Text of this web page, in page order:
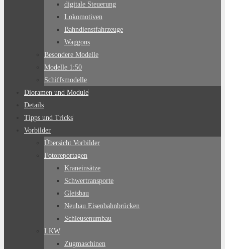
digitale Steuerung
Lokomotiven
Bahndienstfahrzeuge
Waggons
Besondere Modelle
Modelle 1:50
Schiffsmodelle
Dioramen und Module
Details
Tipps und Tricks
Vorbilder
Übersicht Vorbilder
Fotoreportagen
Kraneinsätze
Schwertransporte
Gleisbau
Neubau Eisenbahnbrücken
Schleusenumbau
LKW
Zugmaschinen